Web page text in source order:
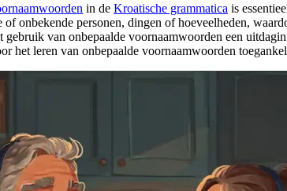
in de Kroatische grammatica is
onbekende personen, dingen of hoeveelheden,
gebruik van onbepaalde voornaamwoorden een
het leren van onbepaalde voornaamwoorden